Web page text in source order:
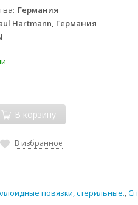
Германия
Hartmann, Германия
В корзину
В избранное
повязки, стерильные.,